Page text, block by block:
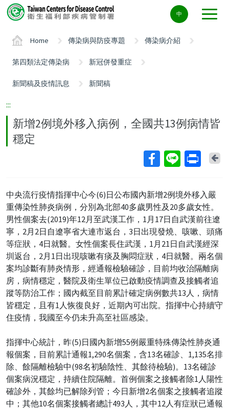
Center
block
中
Home 傳染病與防疫專題 傳染病介紹
第四類法定傳染病 新冠併發重症
新聞稿及疫情訊息 新聞稿
:::
新增2例境外移入病例，全國共13例病情皆
穩定
中央流行疫情指揮中心今(6)日公布國內新增2例境外移入嚴
重傳染性肺炎病例，分別為北部40多歲男性及20多歲女性。
男性個案去(2019)年12月至武漢工作，1月17日自武漢前往遼
寧，2月2日自遼寧省大連市返台，3日出現發燒、咳嗽、頭痛
等症狀，4日就醫。女性個案長住武漢，1月21日自武漢經深
圳返台，2月1日出現咳嗽有痰及胸悶症狀，4日就醫。兩名個
案均診斷有肺炎情形，經通報檢驗確診，目前均收治隔離病
房，病情穩定，醫院及衛生單位已啟動疫情調查及接觸者追
蹤等防治工作；國內截至目前累計確定病例數共13人，病情
皆穩定，且有1人恢復良好，近期內可出院。指揮中心持續守
住疫情，我國至今仍未升高至社區感染。
指揮中心統計，昨(5)日國內新增55例嚴重特殊傳染性肺炎通
報個案，目前累計通報1,290名個案，含13名確診、1,135名排
除、餘隔離檢驗中(98名初驗陰性、其餘待檢驗)。13名確診
個案病況穩定，持續住院隔離。首例個案之接觸者除1人陽性
確診外，其餘均已解除列管；今日新增2名個案之接觸者追蹤
中；其他10名個案接觸者總計493人，其中12人有症狀已通報